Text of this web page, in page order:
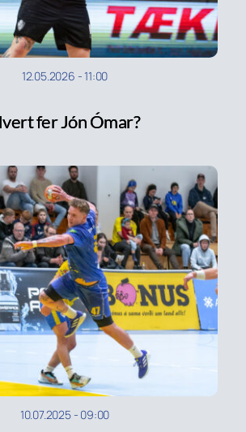
12.05.2026 -11:00
fer Jón Ómar?
10.07.2025- 09:00